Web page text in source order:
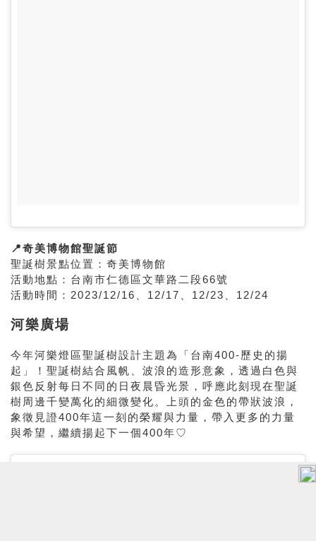
📍奇美博物館聖誕節
聖誕樹景點位置：奇美博物館
活動地點：台南市仁德區文華路二段66號
活動時間：2023/12/16、12/17、12/23、12/24
河樂廣場
今年河樂燈區聖誕樹設計主題為「台南400-歷史的揚
起」！聖誕樹結合風帆、波浪的造形意象，透過白色與
銀色反射每日不同的日夜晨昏光景，呼應此刻現在聖誕
樹周邊千變萬化的細微變化。上頭的金色的帶狀波浪，
象徵見證400年這一刻的榮耀與力量，帶入更多的力量
與希望，繼續揚起下一個400年♡